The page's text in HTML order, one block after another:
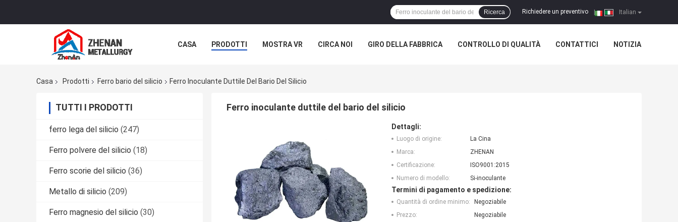
Italian
Richiedere un preventivo |
Ricerca
CASA PRODOTTI MOSTRA VR CIRCA NOI GIRO DELLA FABBRICA CONTROLLO DI QUALITÀ CONTATTICI NOTIZIA
Casa
Prodotti Ferro bario del silicio Ferro Inoculante Duttile Del Bario Del Silicio
TUTTI I PRODOTTI
ferro lega del silicio (247)
Ferro polvere del silicio (18)
Ferro scorie del silicio (36)
Metallo di silicio (209)
Ferro magnesio del silicio (30)
Ferro inoculante duttile del bario del silicio
Dettagli:
Luogo di origine:
La Cina
Marca:
ZHENAN
Certificazione:
ISO9001:2015
Numero di modello:
Si-inoculante
Termini di pagamento e spedizione:
Quantità di ordine minimo:
Negoziabile
Prezzo:
Negoziabile